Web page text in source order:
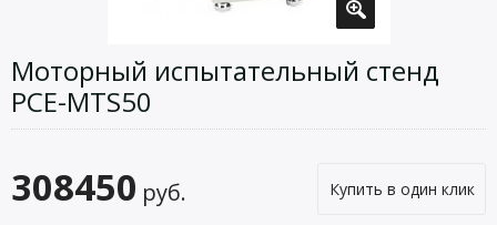
Моторный испытательный стенд
PCE-MTS50
308450 руб. Купить в один клик